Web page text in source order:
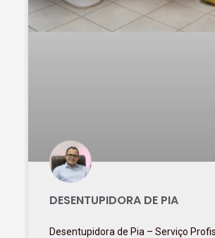
DESENTUPIDORA DE PIA
Desentupidora de Pia – Serviço